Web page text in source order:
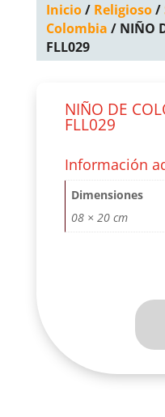
Inicio/ Religioso/
Colombia / NIÑO
FLL029
NIÑO DE
FLL029
Información
Dimensiones
08 × 20 cm
NIÑO
CM